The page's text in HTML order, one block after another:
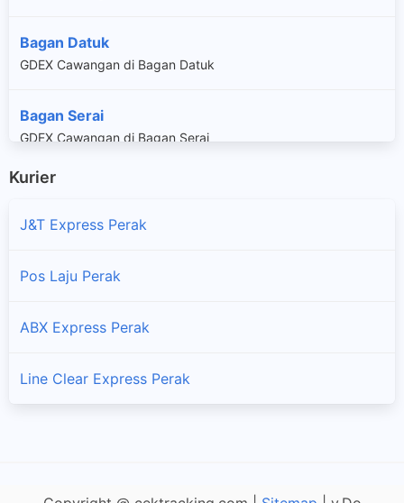
Bagan Datuk
GDEX Cawangan di Bagan Datuk
Bagan Serai
GDEX Cawangan di Bagan Serai
Batu Gajah
GDEX Cawangan di Batu Kurau
Behrang Stesen
Bercham
Kurier
J&T Express Perak
Pos Laju Perak
ABX Express Perak
Line Clear Express Perak